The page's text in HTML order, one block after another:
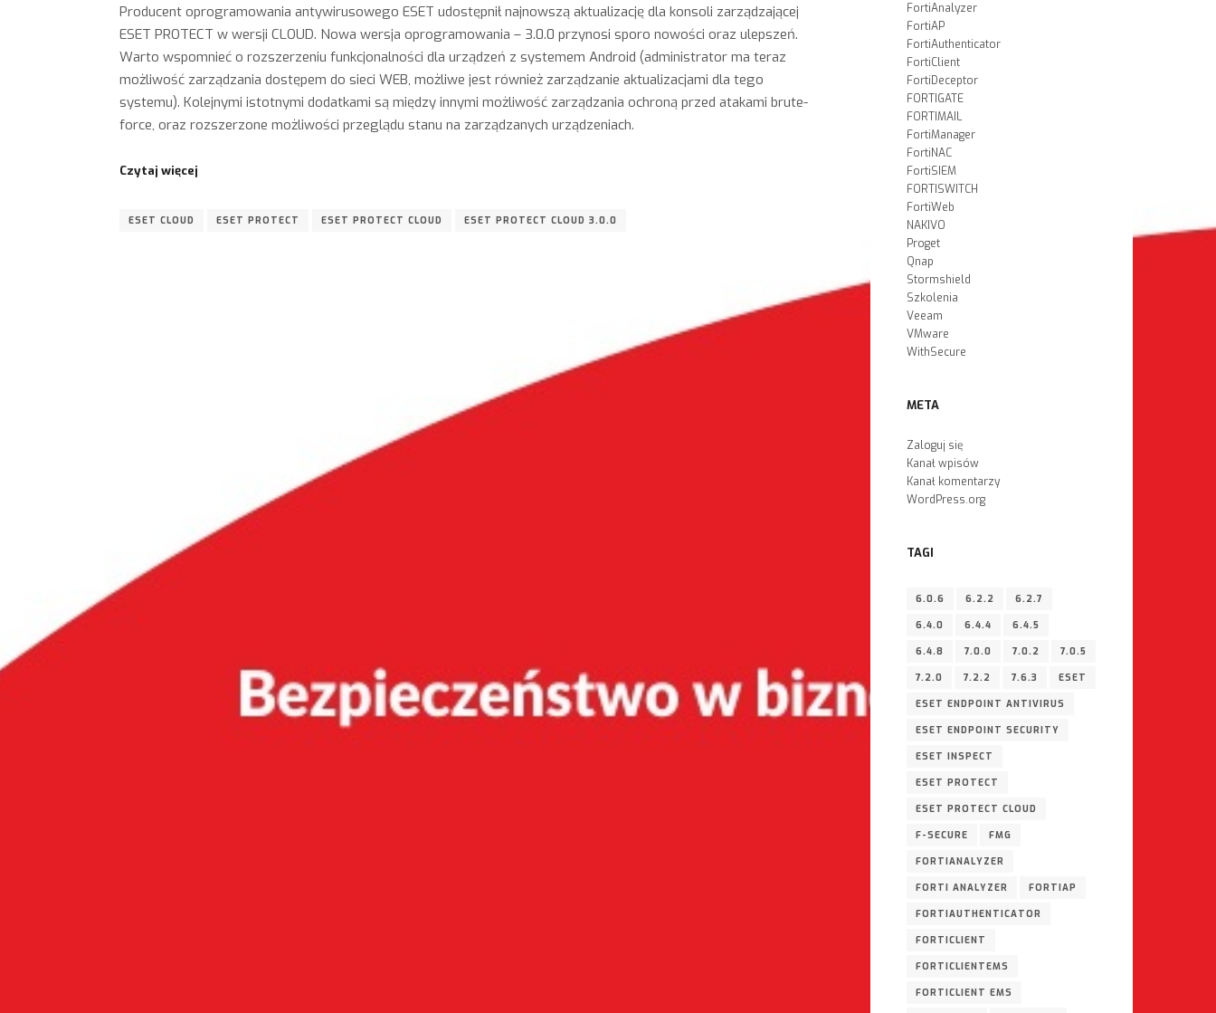
Producent oprogramowania antywirusowego ESET udostępnił najnowszą aktualizację dla konsoli zarządzającej
ESET PROTECT w wersji CLOUD. Nowa wersja oprogramowania – 3.0.0 przynosi sporo nowości oraz ulepszeń.
Warto wspomnieć o rozszerzeniu funkcjonalności dla urządzeń z systemem Android (administrator ma teraz
możliwość zarządzania dostępem do sieci WEB, możliwe jest również zarządzanie aktualizacjami dla tego
systemu). Kolejnymi istotnymi dodatkami są między innymi możliwość zarządzania ochroną przed atakami brute-
force, oraz rozszerzone możliwości przeglądu stanu na zarządzanych urządzeniach.
Czytaj więcej
ESET CLOUD ESET PROTECT ESET PROTECT CLOUD ESET PROTECT CLOUD 3.0.0
FortiAnalyzer
FortiAP
FortiAuthenticator
FortiClient
FortiDeceptor
FORTIGATE
FORTIMAIL
FortiManager
FortiNAC
FortiSIEM
FORTISWITCH
FortiWeb
NAKIVO
Proget
Qnap
Stormshield
Szkolenia
Veeam
VMware
WithSecure
META
Zaloguj się
Kanał wpisów
Kanał komentarzy
WordPress.org
TAGI
6.0.6 6.2.2 6.2.7
6.4.0 6.4.4 6.4.5
6.4.8 7.0.0 7.0.2 7.0.5
7.2.0 7.2.2 7.6.3 ESET
ESET ENDPOINT ANTIVIRUS
ESET ENDPOINT SECURITY
ESET INSPECT
ESET PROTECT
ESET PROTECT CLOUD
F-SECURE FMG
FORTIANALYZER
FORTI ANALYZER FORTIAP
FORTIAUTHENTICATOR
FORTICLIENT
FORTICLIENTEMS
FORTICLIENT EMS